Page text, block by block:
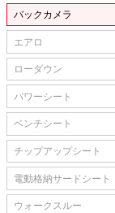
バックカメラ
エアロ
ローダウン
パワーシート
ベンチシート
チップアップシート
電動格納サードシート
ウォークスルー